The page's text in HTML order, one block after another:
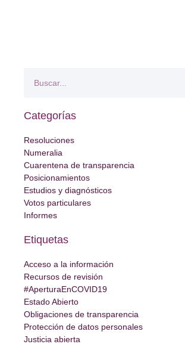
Categorías
Resoluciones
Numeralia
Cuarentena de transparencia
Posicionamientos
Estudios y diagnósticos
Votos particulares
Informes
Etiquetas
Acceso a la información
Recursos de revisión
#AperturaEnCOVID19
Estado Abierto
Obligaciones de transparencia
Protección de datos personales
Justicia abierta